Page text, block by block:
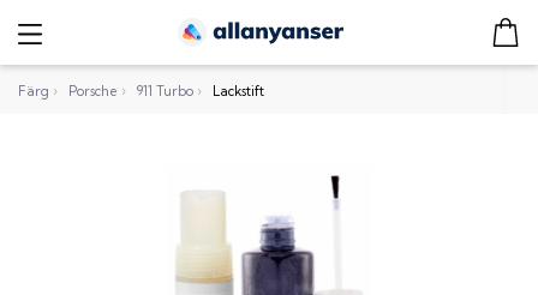
Färg › Porsche › 911 Turbo › Lackstift